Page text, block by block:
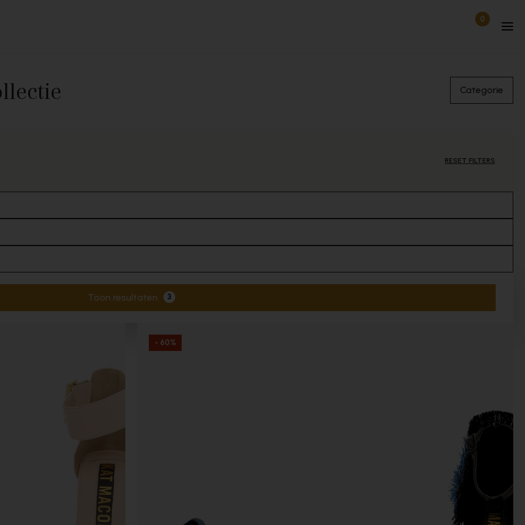
0Items in
Categorie
RESET FILTERS
Toon resultaten 3Actieve filters
- 60%